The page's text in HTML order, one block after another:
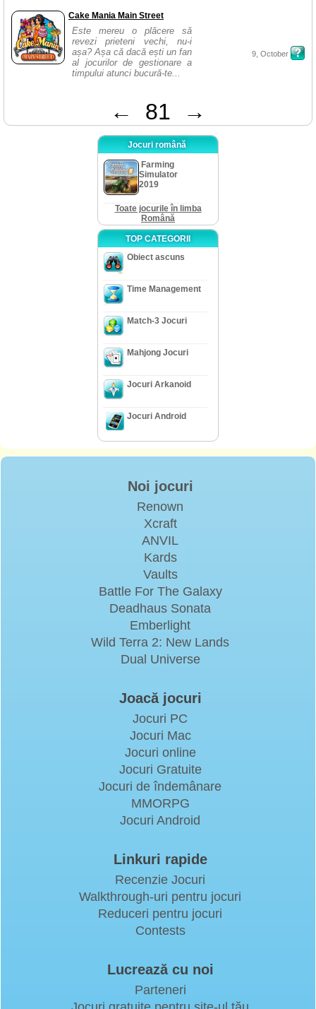
Cake Mania Main Street
Este mereu o plăcere să
revezi prieteni vechi, nu-i
așa? Așa că dacă ești un fan
al jocurilor de gestionare a
timpului atunci bucură-te...
9, October
← 81 →
Jocuri română
Farming
Simulator
2019
Toate jocurile în limba
Română
TOP CATEGORII
Obiect ascuns
Time Management
Match-3 Jocuri
Mahjong Jocuri
Jocuri Arkanoid
Jocuri Android
Noi jocuri
Renown
Xcraft
ANVIL
Kards
Vaults
Battle For The Galaxy
Deadhaus Sonata
Emberlight
Wild Terra 2: New Lands
Dual Universe
Joacă jocuri
Jocuri PC
Jocuri Mac
Jocuri online
Jocuri Gratuite
Jocuri de îndemânare
MMORPG
Jocuri Android
Linkuri rapide
Recenzie Jocuri
Walkthrough-uri pentru jocuri
Reduceri pentru jocuri
Contests
Lucrează cu noi
Parteneri